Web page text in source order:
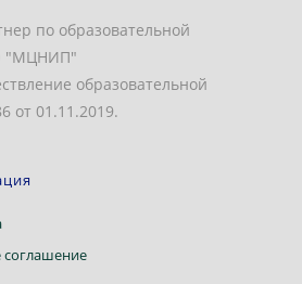
по образовательной
"МЦНИП"
образовательной
от 01.11.2019.
Откроется
всоглашениеОткроется